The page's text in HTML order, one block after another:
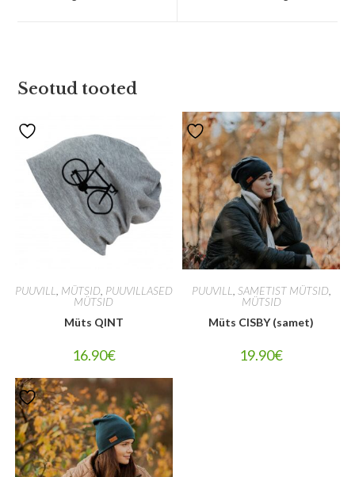
Seotud tooted
PUUVILL MÜTSID, PUUVILLASED
MÜTSID
Müts QINT
16.90€
PUUVILL SAMETIST MÜTSID,
MÜTSID
Müts CISBY (samet)
19.90€